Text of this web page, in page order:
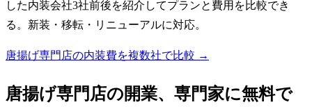
した内装会社3社前後を紹介してプランと費用を比較でき
る。新装・移転・リニューアルに対応。
唐揚げ専門店の内装費を複数社で比較 →
唐揚げ専門店の開業、専門家に無料で